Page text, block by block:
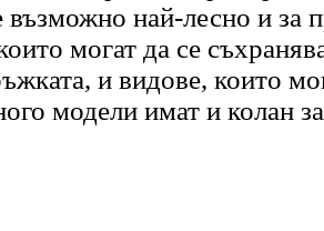
най-лесно и за
могат да се
и видове, които
модели имат и колан